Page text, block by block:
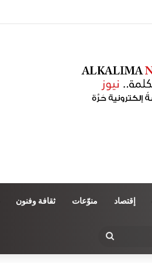
إقتصاد منوّعات ثقافة وفنون
عن